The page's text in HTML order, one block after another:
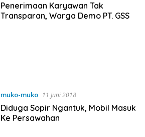
Penerimaan Karyawan Tak
Transparan, Warga Demo PT. GSS
muko-muko 11 Juni 2018
Diduga Sopir Ngantuk, Mobil Masuk
Ke Persawahan